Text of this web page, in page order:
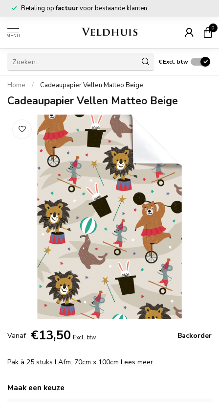
Betaling opfactuurvoor bestaande klanten
MENU
0
€Excl. btw
Home / Cadeaupapier Vellen Matteo Beige
Cadeaupapier Vellen Matteo Beige
Vanaf €13,50 Excl. btw Backorder
Pak à 25 stuks I Afm. 70cm x 100cm Lees meer.
Maak een keuze